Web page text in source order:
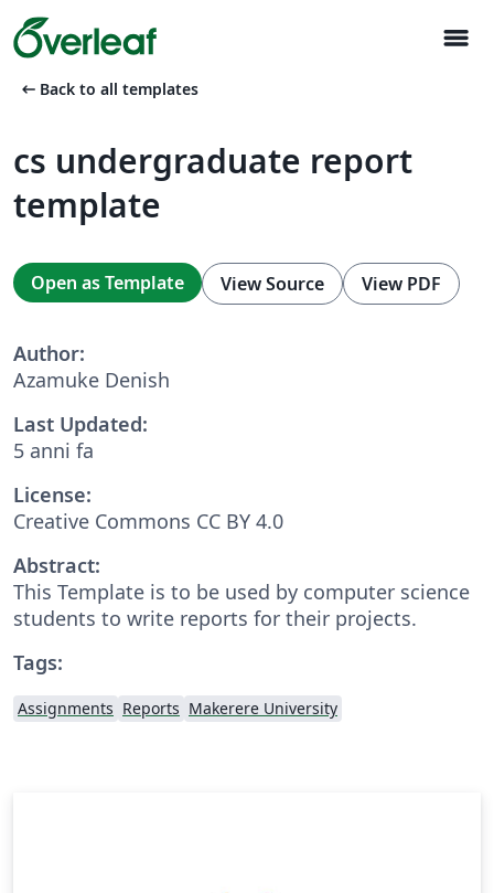
menu
arrow_left_alt Back to all templates
cs undergraduate report
template
Open as Template View Source View PDF
Author:
Azamuke Denish
Last Updated:
5 anni fa
License:
Creative Commons CC BY 4.0
Abstract:
This Template is to be used by computer science
students to write reports for their projects.
Tags:
Assignments Reports Makerere University